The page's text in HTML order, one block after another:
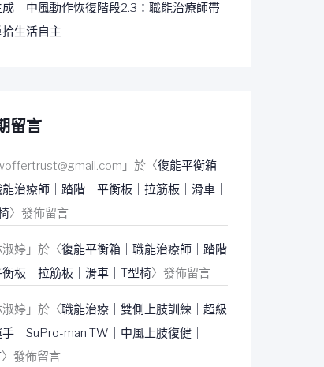
｜中風動作恢復階段2.3：職能治療師帶
生活自主
留言
」於〈復能平衡箱
能治療師｜踏階｜平衡板｜拉筋板｜滑車｜
〉發佈留言
淑婷 」於〈復能平衡箱｜職能治療師｜踏階
衡板｜拉筋板｜滑車｜T型椅〉發佈留言
淑婷 」於〈職能治療｜雙側上肢訓練｜超級
｜SuPro-man TW｜中風上肢復健｜
〉發佈留言